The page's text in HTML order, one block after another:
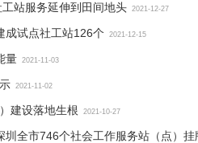
站服务延伸到田间地头 2021-12-27
成试点社工站126个 2021-12-15
量 2021-11-03
2021-11-02
建设落地生根 2021-10-27
圳全市746个社会工作服务站（点）挂